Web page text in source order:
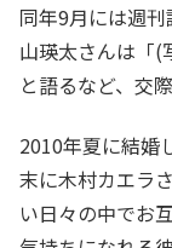
同年9月には週
山瑛太さんは「(
と語るなど、交
2010年夏に結婚
末に木村カエラ
い日々の中でお